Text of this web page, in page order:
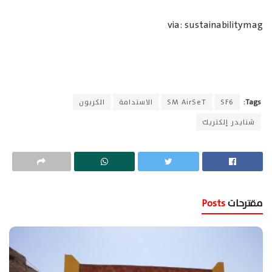
via: sustainabilitymag
Tags:
SF6
SM AirSeT الاستدامة
الكربون
شنايدر إلكتريك
مقترحات